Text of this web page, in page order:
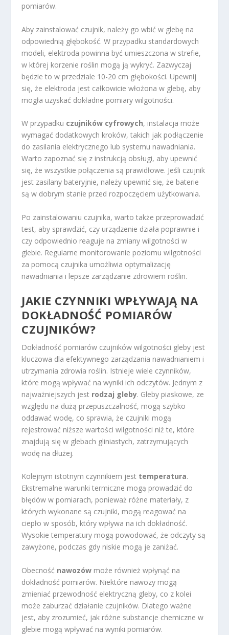
pomiarów.
Aby zainstalować czujnik, należy go wbić w glebę na
odpowiednią głębokość. W przypadku standardowych
modeli, elektroda powinna być umieszczona w strefie,
w której korzenie roślin mogą ją wykryć. Zazwyczaj
będzie to w przedziale 10-20 cm głębokości. Upewnij
się, że elektroda jest całkowicie włożona w glebę, aby
mogła uzyskać dokładne pomiary wilgotności.
W przypadku czujników cyfrowych, instalacja może
wymagać dodatkowych kroków, takich jak podłączenie
do zasilania elektrycznego lub systemu nawadniania.
Warto zapoznać się z instrukcją obsługi, aby upewnić
się, że wszystkie połączenia są prawidłowe. Jeśli czujnik
jest zasilany bateryjnie, należy upewnić się, że baterie
są w dobrym stanie przed rozpoczęciem użytkowania.
Po zainstalowaniu czujnika, warto także przeprowadzić
test, aby sprawdzić, czy urządzenie działa poprawnie i
czy odpowiednio reaguje na zmiany wilgotności w
glebie. Regularne monitorowanie poziomu wilgotności
za pomocą czujnika umożliwia optymalizację
nawadniania i lepsze zarządzanie zdrowiem roślin.
JAKIE CZYNNIKI WPŁYWAJĄ NA
DOKŁADNOŚĆ POMIARÓW
CZUJNIKÓW?
Dokładność pomiarów czujników wilgotności gleby jest
kluczowa dla efektywnego zarządzania nawadnianiem i
utrzymania zdrowia roślin. Istnieje wiele czynników,
które mogą wpływać na wyniki ich odczytów. Jednym z
najważniejszych jest rodzaj gleby. Gleby piaskowe, ze
względu na dużą przepuszczalność, mogą szybko
oddawać wodę, co sprawia, że czujniki mogą
rejestrować niższe wartości wilgotności niż te, które
znajdują się w glebach gliniastych, zatrzymujących
wodę na dłużej.
Kolejnym istotnym czynnikiem jest temperatura.
Ekstremalne warunki termiczne mogą prowadzić do
błędów w pomiarach, ponieważ różne materiały, z
których wykonane są czujniki, mogą reagować na
ciepło w sposób, który wpływa na ich dokładność.
Wysokie temperatury mogą powodować, że odczyty są
zawyżone, podczas gdy niskie mogą je zaniżać.
Obecność nawozów może również wpłynąć na
dokładność pomiarów. Niektóre nawozy mogą
zmieniać przewodność elektryczną gleby, co z kolei
może zaburzać działanie czujników. Dlatego ważne
jest, aby zrozumieć, jak różne substancje chemiczne w
glebie mogą wpływać na wyniki pomiarów.